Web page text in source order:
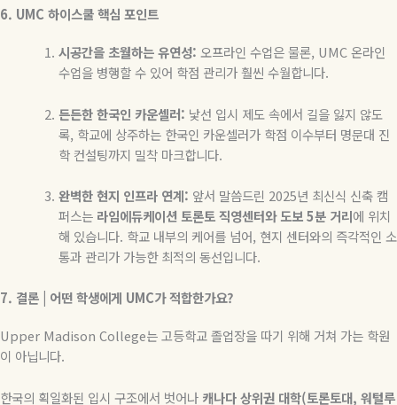
6. UMC 하이스쿨 핵심 포인트
시공간을 초월하는 유연성: 오프라인 수업은 물론, UMC 온라인
수업을 병행할 수 있어 학점 관리가 훨씬 수월합니다.
든든한 한국인 카운셀러: 낯선 입시 제도 속에서 길을 잃지 않도
록, 학교에 상주하는 한국인 카운셀러가 학점 이수부터 명문대 진
학 컨설팅까지 밀착 마크합니다.
완벽한 현지 인프라 연계: 앞서 말씀드린 2025년 최신식 신축 캠
퍼스는 라임에듀케이션 토론토 직영센터와 도보 5분 거리에 위치
해 있습니다. 학교 내부의 케어를 넘어, 현지 센터와의 즉각적인 소
통과 관리가 가능한 최적의 동선입니다.
7. 결론 | 어떤학생에게 UMC가적합한가요?
Upper Madison College는 고등학교 졸업장을 따기 위해 거쳐 가는 학원
이 아닙니다.
한국의 획일화된 입시 구조에서 벗어나 캐나다 상위권 대학(토론토대, 워털루